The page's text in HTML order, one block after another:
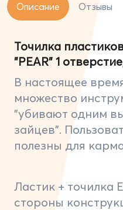
Описание Отзывы
Точилка
"PEAR" 1
В настоящее
множество
"убивают одним
зайцев".
полезны для
Ластик + точилка
стороны